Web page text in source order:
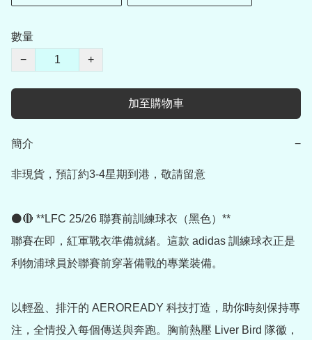
數量
−
+
加至購物車
簡介 −
非現貨，預訂約3-4星期到港，敬請留意
⚫🔴 **LFC 25/26 聯賽前訓練球衣（黑色）**
聯賽在即，紅軍戰衣準備就緒。這款 adidas 訓練球衣正是
利物浦球員於聯賽前穿著備戰的專業裝備。
以輕盈、排汗的 AEROREADY 科技打造，助你時刻保持專
注，全情投入每個傳送與奔跑。胸前熱壓 Liver Bird 隊徽，